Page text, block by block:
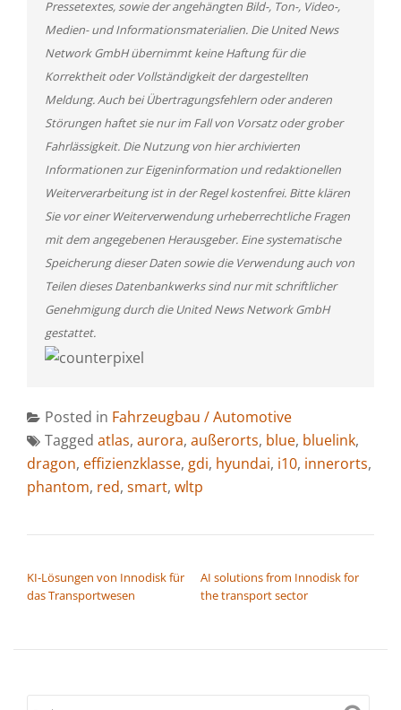
Pressetextes, sowie der angehängten Bild-, Ton-, Video-,
Medien- und Informationsmaterialien. Die United News
Network GmbH übernimmt keine Haftung für die
Korrektheit oder Vollständigkeit der dargestellten
Meldung. Auch bei Übertragungsfehlern oder anderen
Störungen haftet sie nur im Fall von Vorsatz oder grober
Fahrlässigkeit. Die Nutzung von hier archivierten
Informationen zur Eigeninformation und redaktionellen
Weiterverarbeitung ist in der Regel kostenfrei. Bitte klären
Sie vor einer Weiterverwendung urheberrechtliche Fragen
mit dem angegebenen Herausgeber. Eine systematische
Speicherung dieser Daten sowie die Verwendung auch von
Teilen dieses Datenbankwerks sind nur mit schriftlicher
Genehmigung durch die United News Network GmbH
gestattet.
Posted in Fahrzeugbau / Automotive
Tagged atlas, aurora, außerorts, blue, bluelink,
dragon, effizienzklasse, gdi, hyundai, i10, innerorts,
phantom, red, smart, wltp
KI-Lösungen von Innodisk für
das Transportwesen
AI solutions from Innodisk for
the transport sector